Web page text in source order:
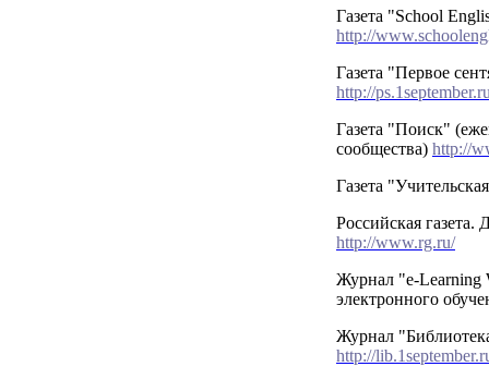
Газета "School
http://
Газета "Первое
http://
Газета "Поиск"
сообщества) http://
Газета
Российская газета.
http://www.rg.ru/
Журнал "e-
электронного
Журнал
http://